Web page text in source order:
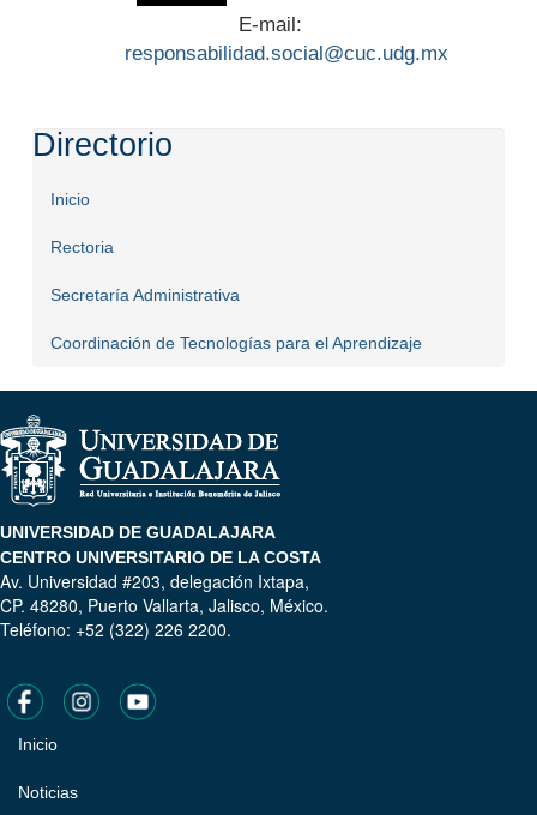
E-mail:
responsabilidad.social@cuc.udg.mx
Directorio
Inicio
Rectoria
Secretaría Administrativa
Coordinación de Tecnologías para el Aprendizaje
UNIVERSIDAD DE GUADALAJARA
CENTRO UNIVERSITARIO DE LA COSTA
Av. Universidad #203, delegación Ixtapa,
CP. 48280, Puerto Vallarta, Jalisco, México.
Teléfono: +52 (322) 226 2200.
Pie
de
Inicio
Noticias